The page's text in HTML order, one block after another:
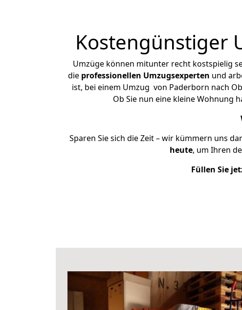
Kostengünstiger
Umzüge können mitunter recht kostspielig
die professionellen Umzugsexperten und
ist, bei einem Umzug von Paderborn nach
Ob Sie nun eine kleine Wohnung
Sparen Sie sich die Zeit – wir kümmern uns
heute, um Ihren
Füllen Sie